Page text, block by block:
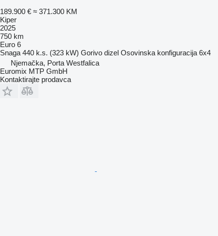
189.900 € ≈ 371.300 KM
Kiper
2025
750 km
Euro 6
Snaga 440 k.s. (323 kW) Gorivo dizel Osovinska konfiguracija 6x4
Njemačka, Porta Westfalica
Euromix MTP GmbH
Kontaktirajte prodavca